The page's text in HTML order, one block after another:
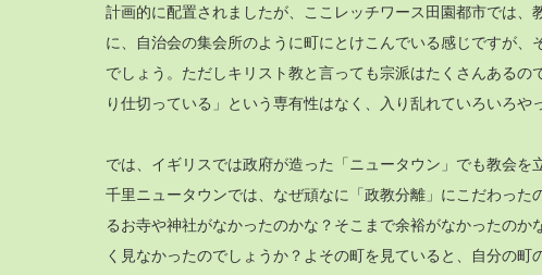
計画的に配置されましたが、ここレッチワース田園都市では、
に、自治会の集会所のように町にとけこんでいる感じですが、
でしょう。ただしキリスト教と言っても宗派はたくさんあるの
り仕切っている」という専有性はなく、入り乱れていろいろや
では、イギリスでは政府が造った「ニュータウン」でも教会を
千里ニュータウンでは、なぜ頑なに「政教分離」にこだわった
るお寺や神社がなかったのかな？そこまで余裕がなかったのか
く見なかったのでしょうか？よその町を見ていると、自分の町